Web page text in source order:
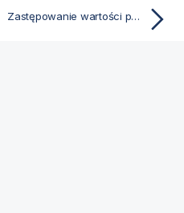
Zastępowanie wartości pól w tabeli